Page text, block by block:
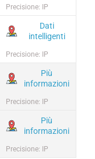
Precisione: IP
Dati
intelligenti
Precisione: IP
Più
informazioni
Precisione: IP
Più
informazioni
Precisione: IP